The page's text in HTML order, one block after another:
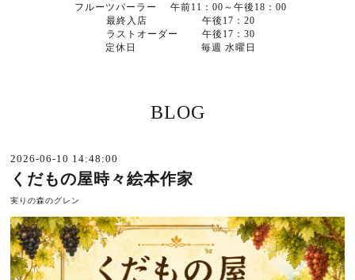
フルーツパーラー 午前11：00～午後18：00
最終入店 午後17：20
ラストオーダー 午後17：30
定休日 毎週 水曜日
BLOG
2026-06-10 14:48:00
くだもの屋時々絵本作家
実りの森のグレン